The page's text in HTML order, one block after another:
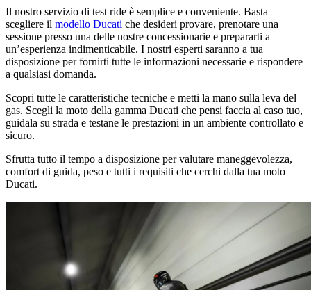
Il nostro servizio di test ride è semplice e conveniente. Basta
scegliere il modello Ducati che desideri provare, prenotare una
sessione presso una delle nostre concessionarie e prepararti a
un’esperienza indimenticabile. I nostri esperti saranno a tua
disposizione per fornirti tutte le informazioni necessarie e rispondere
a qualsiasi domanda.
Scopri tutte le caratteristiche tecniche e metti la mano sulla leva del
gas. Scegli la moto della gamma Ducati che pensi faccia al caso tuo,
guidala su strada e testane le prestazioni in un ambiente controllato e
sicuro.
Sfrutta tutto il tempo a disposizione per valutare maneggevolezza,
comfort di guida, peso e tutti i requisiti che cerchi dalla tua moto
Ducati.